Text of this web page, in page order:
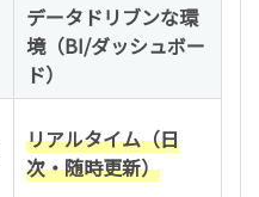
データドリブンな環
境（BI/ダッシュボー
ド）
リアルタイム（日
次・随時更新）